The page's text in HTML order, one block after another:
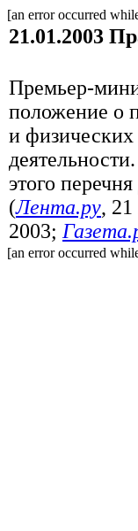
[an error occurred
21.01.2003
Премьер-
положение о
и физических
этого
(Лента.ру, 21
2003;
[an error occurred